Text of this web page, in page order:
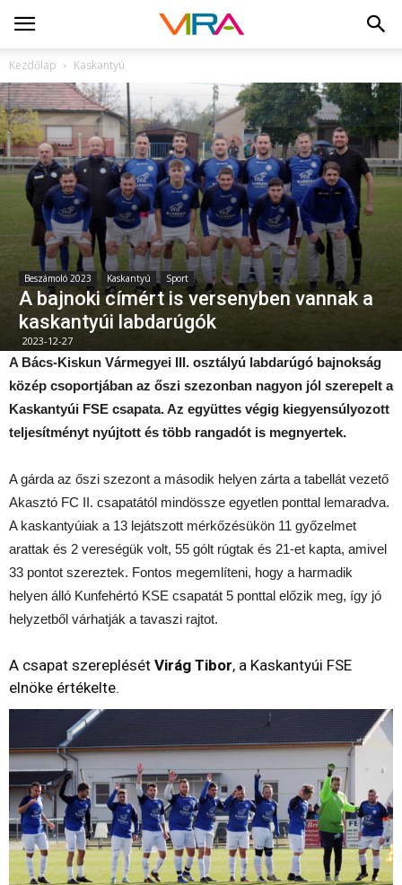
Kezdőlap Kaskantyú
Beszámoló 2023 Kaskantyú Sport
A bajnoki címért is versenyben vannak a
kaskantyúi labdarúgók
2023-12-27
A Bács-Kiskun Vármegyei III. osztályú labdarúgó bajnokság
közép csoportjában az őszi szezonban nagyon jól szerepelt a
Kaskantyúi FSE csapata. Az együttes végig kiegyensúlyozott
teljesítményt nyújtott és több rangadót is megnyertek.
A gárda az őszi szezont a második helyen zárta a tabellát vezető
Akasztó FC II. csapatától mindössze egyetlen ponttal lemaradva.
A kaskantyúiak a 13 lejátszott mérkőzésükön 11 győzelmet
arattak és 2 vereségük volt, 55 gólt rúgtak és 21-et kapta, amivel
33 pontot szereztek. Fontos megemlíteni, hogy a harmadik
helyen álló Kunfehértó KSE csapatát 5 ponttal előzik meg, így jó
helyzetből várhatják a tavaszi rajtot.
A csapat szereplését Virág Tibor, a Kaskantyúi FSE
elnöke értékelte.